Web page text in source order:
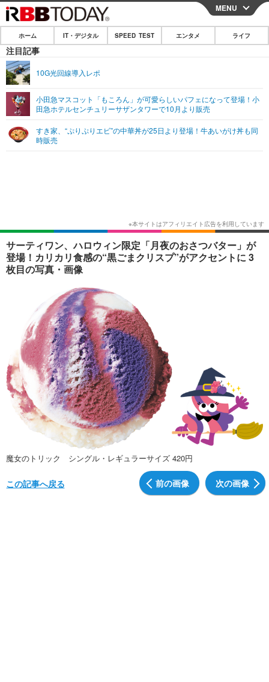
CLOSE
ホーム
IT・デジタル
ネタ ガジェット・ツール
ショッピング その他
SPEED TEST
エンタメ
エンタメTOP
ショッピング その他
ライフ
MENU
ホーム IT・デジタル SPEED TEST エンタメ ライフ
注目記事
10G光回線導入レポ
小田急マスコット「もころん」が可愛らしいパフェになって登場！小
田急ホテルセンチュリーサザンタワーで10月より販売
すき家、“ぷりぷりエビ”の中華丼が25日より登場！牛あいがけ丼も同
時販売
サーティワン、ハロウィン限定「月夜のおさつバター」が
登場！カリカリ食感の“黒ごまクリスプ”がアクセントに 3
枚目の写真・画像
魔女のトリック シングル・レギュラーサイズ 420円
前の画像 次の画像
この記事へ戻る